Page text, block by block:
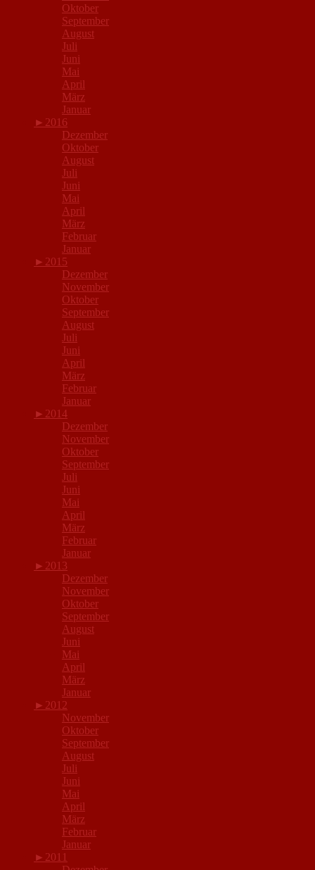
Oktober
September
August
Juli
Juni
Mai
April
März
Januar
► 2016
Dezember
Oktober
August
Juli
Juni
Mai
April
März
Februar
Januar
► 2015
Dezember
November
Oktober
September
August
Juli
Juni
April
März
Februar
Januar
► 2014
Dezember
November
Oktober
September
Juli
Juni
Mai
April
März
Februar
Januar
► 2013
Dezember
November
Oktober
September
August
Juni
Mai
April
März
Januar
► 2012
November
Oktober
September
August
Juli
Juni
Mai
April
März
Februar
Januar
► 2011